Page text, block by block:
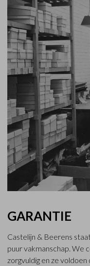
GARANTIE
Castelijn & Beerens
puur vakmanschap. We
zorgvuldig en ze